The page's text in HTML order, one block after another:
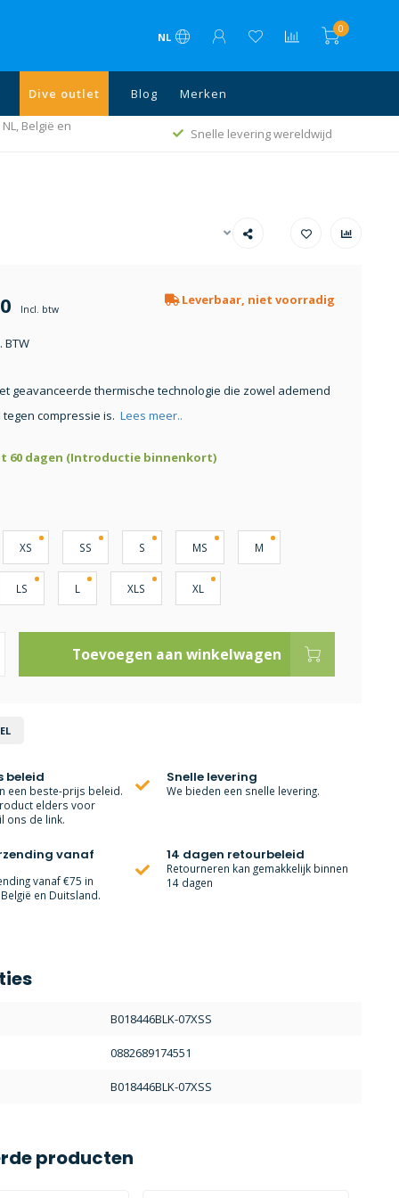
NL
0
Dive outlet Blog Merken
België en
Snelle levering wereldwijd
Incl. btw
BTW
Leverbaar, niet voorradig
geavanceerde thermische technologie die zowel ademend
compressie is. Lees meer..
60 dagen (Introductie binnenkort)
XS SS S MS M
LS L XLS XL
Toevoegen aan winkelwagen
beleid
een beste-prijs beleid.
elders voor
ons de link.
Snelle levering
We bieden een snelle levering.
vanaf
vanaf €75 in
en Duitsland.
14 dagen retourbeleid
Retourneren kan gemakkelijk binnen
14 dagen
B018446BLK-07XSS
0882689174551
B018446BLK-07XSS
producten